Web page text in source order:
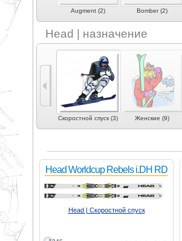
Atomic (2) Augment (2) Bomber (2)
Head | назначение
Слалом-гигант (4) Скоростной спуск (3) Женские (9)
Head Worldcup Rebels i.DH RD
Head | Скоростной спуск